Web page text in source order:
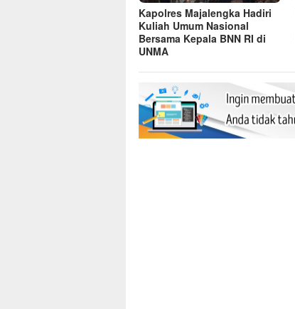
Kapolres Majalengka Hadiri
Kuliah Umum Nasional
Bersama Kepala BNN RI di
UNMA